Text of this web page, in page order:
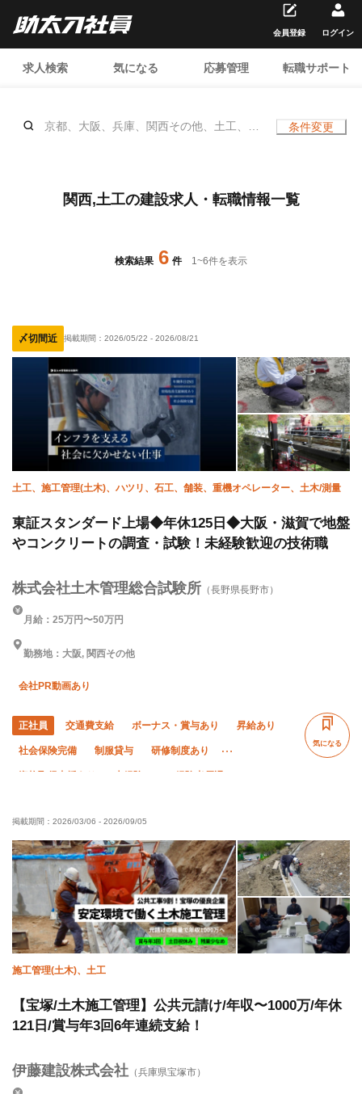
求人検索 気になる 応募管理 転職サポート
会員登録 ログイン
京都、大阪、兵庫、関西その他、土工、、
条件変更
関西,土工の建設求人・転職情報一覧
検索結果 6 件 1~6件を表示
〆切間近 掲載期間： 2026/05/22 - 2026/08/21
土工、施工管理(土木)、ハツリ、石工、舗装、重機オペレーター、土木/測量
東証スタンダード上場◆年休125日◆大阪・滋賀で地盤
やコンクリートの調査・試験！未経験歓迎の技術職
株式会社土木管理総合試験所 （長野県長野市）
月給：25万円〜50万円
勤務地：大阪, 関西その他
会社PR動画あり
正社員 交通費支給 ボーナス・賞与あり 昇給あり
社会保険完備 制服貸与 研修制度あり
資格取得支援あり 未経験OK 経験者優遇
夜勤あり 直帰・直行OK
車・バイク通勤OK
気になる
掲載期間： 2026/03/06 - 2026/09/05
施工管理(土木)、土工
【宝塚/土木施工管理】公共元請け/年収〜1000万/年休
121日/賞与年3回6年連続支給！
伊藤建設株式会社 （兵庫県宝塚市）